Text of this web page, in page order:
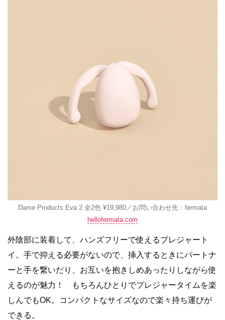
Dame Products Eva 2 全2色 ¥19,980／お問い合わせ先：fermata
hellofermata.com
外陰部に装着して、ハンズフリーで使えるプレジャート
イ。手で抑える必要がないので、挿入するときにパートナ
ーと手を繋いだり、お互いを抱きしめあったりしながら使
えるのが魅力！ もちろんひとりでプレジャータイムを楽
しんでもOK。コンパクトなサイズなので楽々持ち運びが
できる。